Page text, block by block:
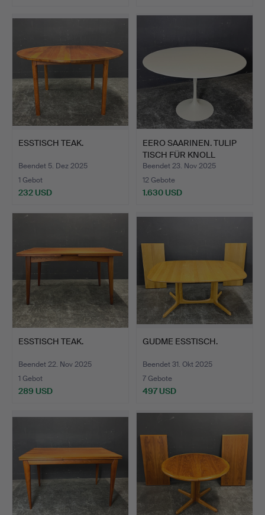
ESSTISCH TEAK.
Beendet 5. Dez 2025
1 Gebot
232 USD
EERO SAARINEN. TULIP
TISCH FÜR KNOLL
INTER…
Beendet 23. Nov 2025
12 Gebote
1.630 USD
ESSTISCH TEAK.
Beendet 22. Nov 2025
1 Gebot
289 USD
GUDME ESSTISCH.
Beendet 31. Okt 2025
7 Gebote
497 USD